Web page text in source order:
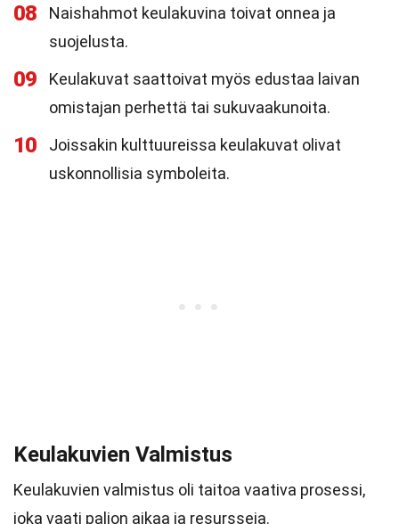
08
Naishahmot keulakuvina toivat onnea ja
suojelusta.
09
Keulakuvat saattoivat myös edustaa laivan
omistajan perhettä tai sukuvaakunoita.
10
Joissakin kulttuureissa keulakuvat olivat
uskonnollisia symboleita.
Keulakuvien Valmistus
Keulakuvien valmistus oli taitoa vaativa prosessi,
joka vaati paljon aikaa ja resursseja.